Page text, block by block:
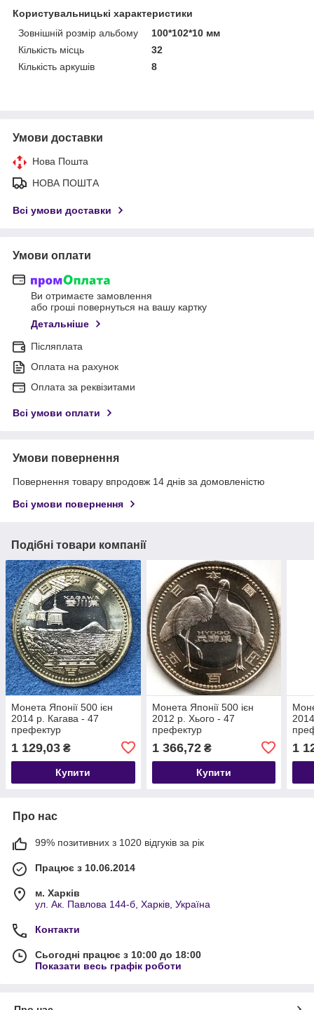
Користувальницькі характеристики
Зовнішній розмір альбому
100*102*10 мм
Кількість місць
32
Кількість аркушів
8
Умови доставки
Нова Пошта
НОВА ПОШТА
Всі умови доставки
Умови оплати
Ви отримаєте замовлення
або гроші повернуться на вашу картку
Детальніше
Післяплата
Оплата на рахунок
Оплата за реквізитами
Всі умови оплати
Умови повернення
Повернення товару впродовж 14 днів за домовленістю
Всі умови повернення
Подібні товари компанії
Монета Японії 500 ієн
2014 р. Кагава - 47
префектур
1 129,03 ₴
Купити
Монета Японії 500 ієн
2012 р. Хього - 47
префектур
1 366,72₴
Купити
1
Про нас
99% позитивних з 1020 відгуків за рік
Працює з 10.06.2014
м. Харків
ул. Ак. Павлова 144-б, Харків, Україна
Контакти
Сьогодні працює з 10:00 до 18:00
Показати весь графік роботи